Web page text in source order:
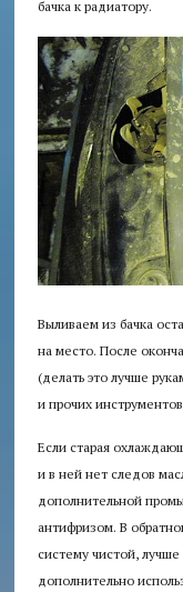
бачка к радиатору.
Выливаем из бачка
на место. После
(делать это лучше
и прочих
Если старая
и в ней нет следов
дополнительной
антифризом. В
систему чистой,
дополнительно